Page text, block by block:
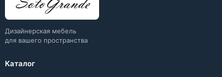
Дизайнерская мебель
для вашего пространства
Каталог